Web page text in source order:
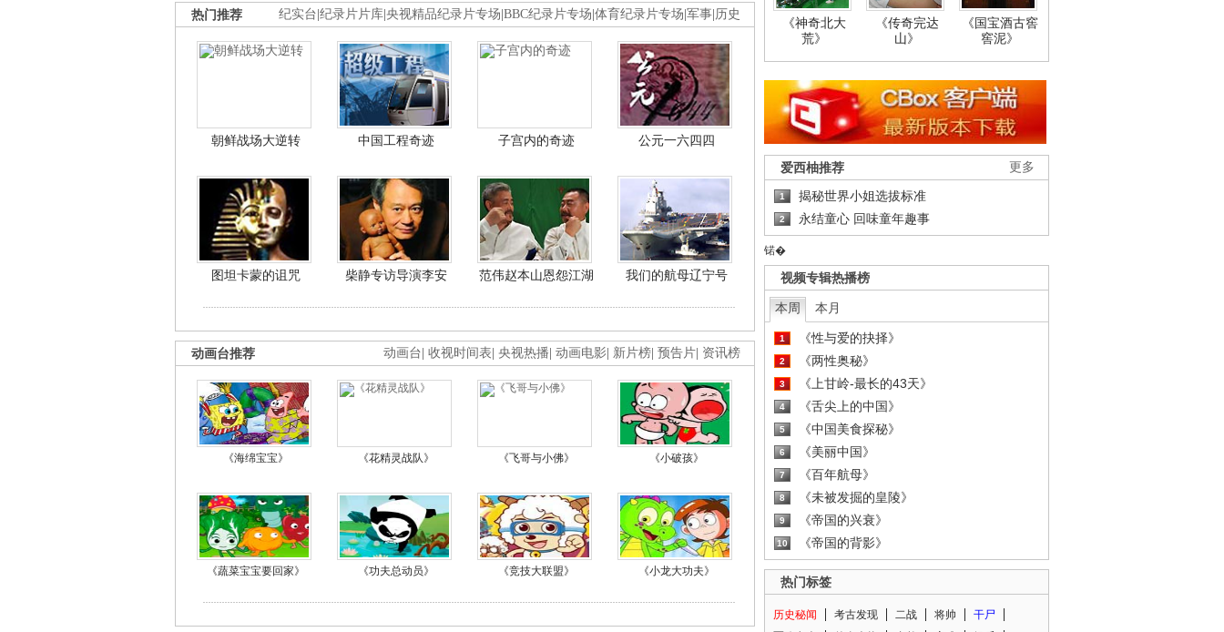
纪实台 纪录片片库 央视精品纪录片专场 BBC纪录片专场 体育纪录片专场 军事 历史
热门推荐
朝鲜战场大逆转 中国工程奇迹 子宫内的奇迹 公元一六四四
图坦卡蒙的诅咒 柴静专访导演李安 范伟赵本山恩怨江湖 我们的航母辽宁号
动画台 收视时间表 央视热播 动画电影 新片榜 预告片 资讯榜
动画台推荐
《海绵宝宝》 《花精灵战队》 《飞哥与小佛》 《小破孩》
《蔬菜宝宝要回家》 《功夫总动员》 《竞技大联盟》 《小龙大功夫》
《神奇北大
荒》
《传奇完达
山》
《国宝酒古窖
窖泥》
更多
爱西柚推荐
1 揭秘世界小姐选拔标准
2 永结童心 回味童年趣事
锘�
视频专辑热播榜
本周 本月
1 《性与爱的抉择》
2 《两性奥秘》
3 《上甘岭-最长的43天》
4 《舌尖上的中国》
5 《中国美食探秘》
6 《美丽中国》
7 《百年航母》
8 《未被发掘的皇陵》
9 《帝国的兴衰》
10 《帝国的背影》
热门标签
历史秘闻 考古发现 二战 将帅
干尸